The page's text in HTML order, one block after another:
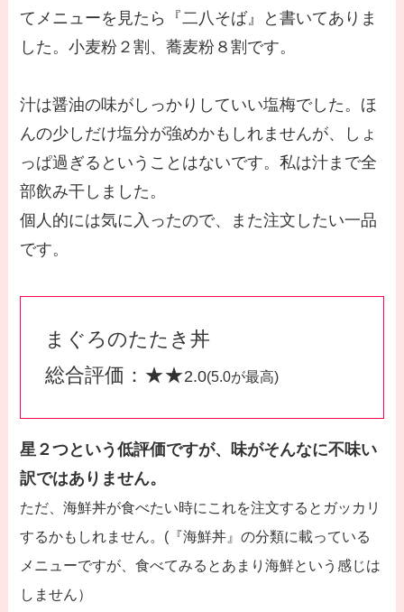
てメニューを見たら『二八そば』と書いてありま
した。小麦粉２割、蕎麦粉８割です。
汁は醤油の味がしっかりしていい塩梅でした。ほ
んの少しだけ塩分が強めかもしれませんが、しょ
っぱ過ぎるということはないです。私は汁まで全
部飲み干しました。
個人的には気に入ったので、また注文したい一品
です。
まぐろのたたき丼
総合評価：★★2.0(5.0が最高)
星２つという低評価ですが、味がそんなに不味い
訳ではありません。
ただ、海鮮丼が食べたい時にこれを注文するとガッカリ
するかもしれません。(『海鮮丼』の分類に載っている
メニューですが、食べてみるとあまり海鮮という感じは
しません）